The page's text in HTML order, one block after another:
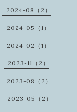
2024-08（2）
2024-05（1）
2024-02（1）
2023-11（2）
2023-08（2）
2023-05（2）